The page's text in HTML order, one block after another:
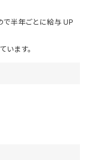
で半年ごとに給与 UP
います。